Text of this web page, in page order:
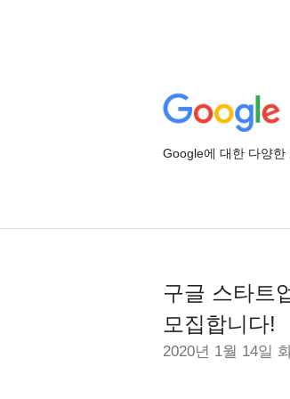
Google에 대한 다양한
구글 스타트
모집합니다!
2020년 1월 14일